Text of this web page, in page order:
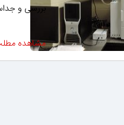
بررسی و
مشاهده